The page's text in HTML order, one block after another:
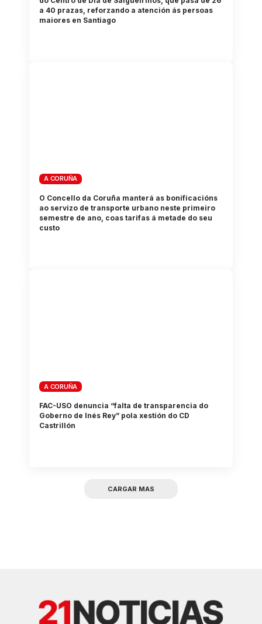
a 40 prazas, reforzando a atención ás persoas
maiores en Santiago
A CORUÑA
O Concello da Coruña manterá as bonificacións
ao servizo de transporte urbano neste primeiro
semestre de ano, coas tarifas á metade do seu
custo
A CORUÑA
FAC-USO denuncia “falta de transparencia do
Goberno de Inés Rey” pola xestión do CD
Castrillón
CARGAR MAS